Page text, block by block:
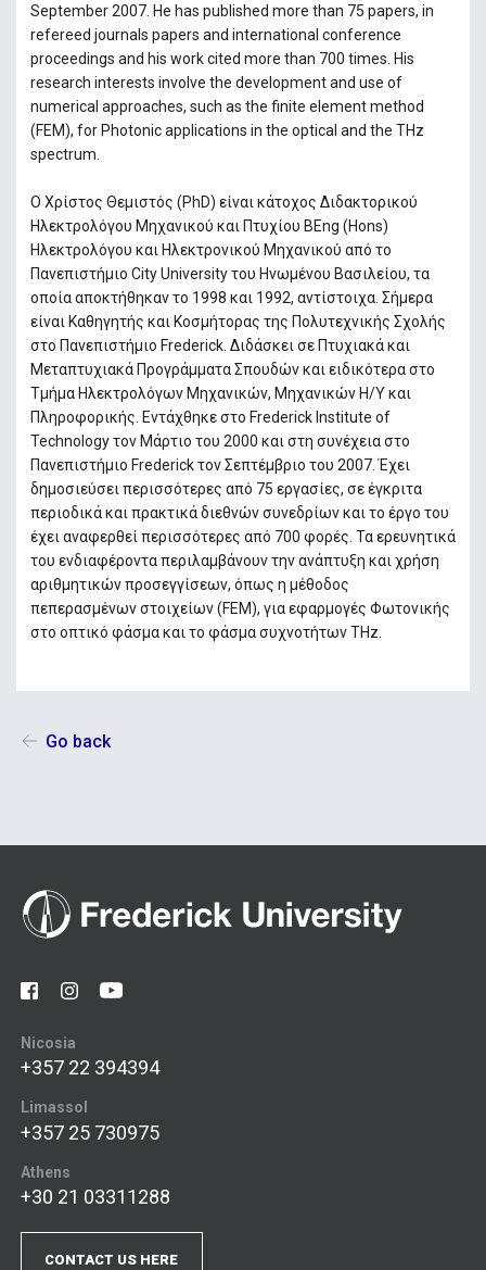
September 2007. He has published more than 75 papers, in
refereed journals papers and international conference
proceedings and his work cited more than 700 times. His
research interests involve the development and use of
numerical approaches, such as the finite element method
(FEM), for Photonic applications in the optical and the THz
spectrum.
Ο Χρίστος Θεμιστός (PhD) είναι κάτοχος Διδακτορικού
Ηλεκτρολόγου Μηχανικού και Πτυχίου BEng (Hons)
Ηλεκτρολόγου και Ηλεκτρονικού Μηχανικού από το
Πανεπιστήμιο City University του Ηνωμένου Βασιλείου, τα
οποία αποκτήθηκαν το 1998 και 1992, αντίστοιχα. Σήμερα
είναι Καθηγητής και Κοσμήτορας της Πολυτεχνικής Σχολής
στο Πανεπιστήμιο Frederick. Διδάσκει σε Πτυχιακά και
Μεταπτυχιακά Προγράμματα Σπουδών και ειδικότερα στο
Τμήμα Ηλεκτρολόγων Μηχανικών, Μηχανικών Η/Υ και
Πληροφορικής. Εντάχθηκε στο Frederick Institute of
Technology τον Μάρτιο του 2000 και στη συνέχεια στο
Πανεπιστήμιο Frederick τον Σεπτέμβριο του 2007. Έχει
δημοσιεύσει περισσότερες από 75 εργασίες, σε έγκριτα
περιοδικά και πρακτικά διεθνών συνεδρίων και το έργο του
έχει αναφερθεί περισσότερες από 700 φορές. Τα ερευνητικά
του ενδιαφέροντα περιλαμβάνουν την ανάπτυξη και χρήση
αριθμητικών προσεγγίσεων, όπως η μέθοδος
πεπερασμένων στοιχείων (FEM), για εφαρμογές Φωτονικής
στο οπτικό φάσμα και το φάσμα συχνοτήτων THz.
Go back
Nicosia
+357 22 394394
Limassol
+357 25 730975
Athens
+30 21 03311288
CONTACT US HERE